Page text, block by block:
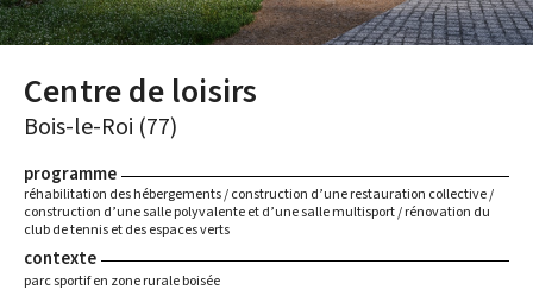
Centre de loisirs
Bois-le-Roi (77)
programme
réhabilitation des hébergements / construction d’une restauration collective /
construction d’une salle polyvalente et d’une salle multisport / rénovation du
club de tennis et des espaces verts
contexte
parc sportif en zone rurale boisée